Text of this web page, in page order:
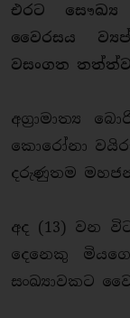
එරට සෞඛ්‍ය
වෛරසය
වසංගත
අග්‍රාමාත්‍ය
කොරෝනා
දරුණුතම
අද (13) වන
දෙනෙකු
සංඛ්‍යාවකට